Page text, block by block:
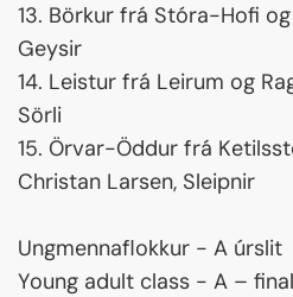
13. Börkur frá Stóra-Hofi
Geysir
14. Leistur frá Leirum og
Sörli
15. Örvar-Öddur frá
Christan Larsen, Sleipnir
Ungmennaflokkur - A úrslit
Young adult class - A –